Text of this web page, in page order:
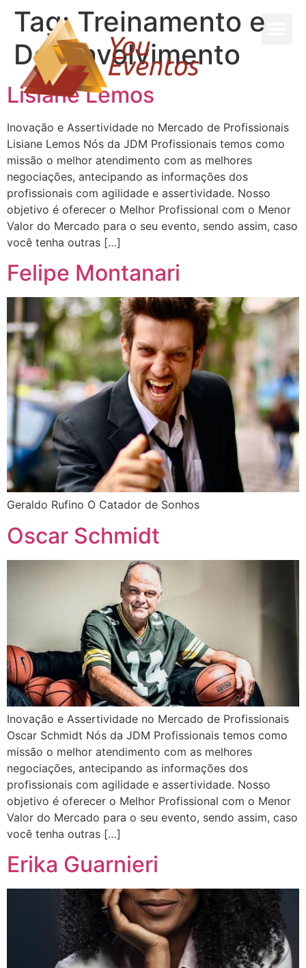
Tag:Treinamento e
Desenvolvimento
Lisiane Lemos
Inovação e Assertividade no Mercado de Profissionais
Lisiane Lemos Nós da JDM Profissionais temos como
missão o melhor atendimento com as melhores
negociações, antecipando as informações dos
profissionais com agilidade e assertividade. Nosso
objetivo é oferecer o Melhor Profissional com o Menor
Valor do Mercado para o seu evento, sendo assim, caso
você tenha outras […]
Felipe Montanari
Geraldo Rufino O Catador de Sonhos
Oscar Schmidt
Inovação e Assertividade no Mercado de Profissionais
Oscar Schmidt Nós da JDM Profissionais temos como
missão o melhor atendimento com as melhores
negociações, antecipando as informações dos
profissionais com agilidade e assertividade. Nosso
objetivo é oferecer o Melhor Profissional com o Menor
Valor do Mercado para o seu evento, sendo assim, caso
você tenha outras […]
Erika Guarnieri